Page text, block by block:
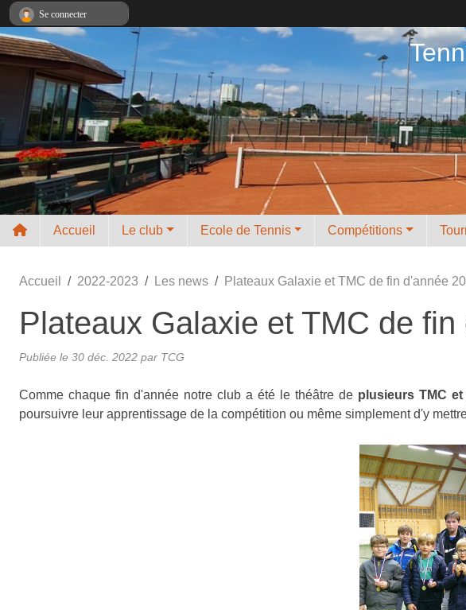
Accueil Le club Ecole de Tennis Compétitions
Accueil 2022-2023 Les news Plateaux Galaxie et TMC de fin d'année
Plateaux Galaxie et TMC de
Publiée le 30 déc. 2022 par TCG
Comme chaque fin d'année notre club a été le théâtre de plusieurs TMC
poursuivre leur apprentissage de la compétition ou même simplement d'y
Se connecter
Panneau de gestion des cookies